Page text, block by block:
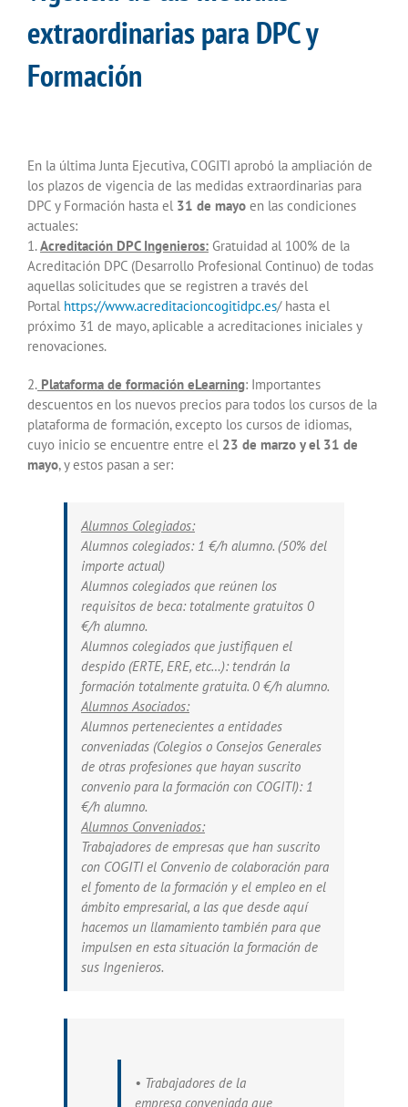
extraordinarias para DPC y
Formación
En la última Junta Ejecutiva, COGITI aprobó la ampliación de
los plazos de vigencia de las medidas extraordinarias para
DPC y Formación hasta el 31 de mayo en las condiciones
actuales:
1.Acreditación DPC Ingenieros: Gratuidad al 100% de la
Acreditación DPC (Desarrollo Profesional Continuo) de todas
aquellas solicitudes que se registren a través del
Portal https://www.acreditacioncogitidpc.es/ hasta el
próximo 31 de mayo, aplicable a acreditaciones iniciales y
renovaciones.
2. Plataforma de formación eLearning: Importantes
descuentos en los nuevos precios para todos los cursos de la
plataforma de formación, excepto los cursos de idiomas,
cuyo inicio se encuentre entre el 23 de marzo y el 31 de
mayo, y estos pasan a ser:
Alumnos Colegiados:
Alumnos colegiados: 1 €/h alumno. (50% del
importe actual)
Alumnos colegiados que reúnen los
requisitos de beca: totalmente gratuitos 0
€/h alumno.
Alumnos colegiados que justifiquen el
despido (ERTE, ERE, etc…): tendrán la
formación totalmente gratuita. 0 €/h alumno.
Alumnos Asociados:
Alumnos pertenecientes a entidades
conveniadas (Colegios o Consejos Generales
de otras profesiones que hayan suscrito
convenio para la formación con COGITI): 1
€/h alumno.
Alumnos Conveniados:
Trabajadores de empresas que han suscrito
con COGITI el Convenio de colaboración para
el fomento de la formación y el empleo en el
ámbito empresarial, a las que desde aquí
hacemos un llamamiento también para que
impulsen en esta situación la formación de
sus Ingenieros.
• Trabajadores de la
empresa conveniada que